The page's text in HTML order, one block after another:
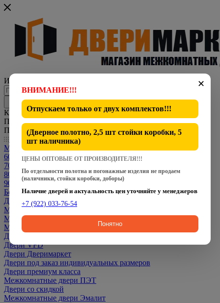
Интернет-магазин представительского класса
Каталог
По всему сайту
По каталогу
Каталог
Межкомнатные двери
600 мм
700 мм
800 мм
900 мм
Белые двери
Двери CPL
Межкомнатные Двери Dverona
Межкомнатные Двери Fly Doors
Межкомнатные Двери Martdoors
Двери Optima Porte
Двери VFD
Двери Дверимаркет
Двери под заказ индивидуальных размеров
Двери премиум класса
Межкомнатные двери ПЭТ
Двери со скидкой
Межкомнатные двери Эмалит
✕
ВНИМАНИЕ!!!
Отпускаем только от двух комплектов!!!
(Дверное полотно, 2,5 шт стойки коробки, 5
шт наличника)
ЦЕНЫ ОПТОВЫЕ ОТ ПРОИЗВОДИТЕЛЯ!!!
По отдельности полотна и погонажные изделия не продаем
(наличники, стойки коробки, доборы)
Наличие дверей и актуальность цен уточняйте у менеджеров
+7 (922) 033-76-54
Понятно